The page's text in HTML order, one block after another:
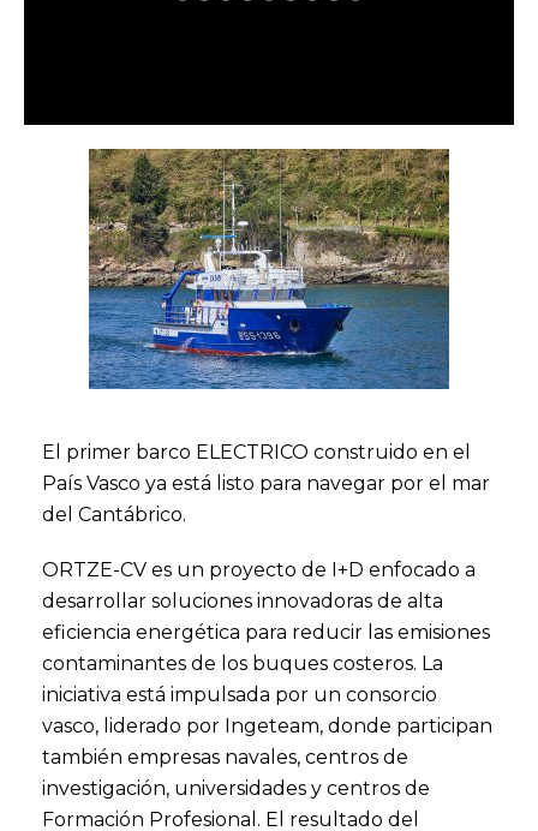
El primer barco ELECTRICO construido en el
País Vasco ya está listo para navegar por el mar
del Cantábrico.
ORTZE-CV es un proyecto de I+D enfocado a
desarrollar soluciones innovadoras de alta
eficiencia energética para reducir las emisiones
contaminantes de los buques costeros. La
iniciativa está impulsada por un consorcio
vasco, liderado por Ingeteam, donde participan
también empresas navales, centros de
investigación, universidades y centros de
Formación Profesional. El resultado del